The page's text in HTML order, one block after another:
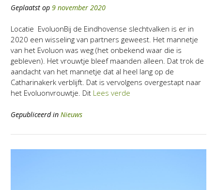
Geplaatst op 9 november 2020
Locatie EvoluonBij de Eindhovense slechtvalken is er in
2020 een wisseling van partners geweest. Het mannetje
van het Evoluon was weg (het onbekend waar die is
gebleven). Het vrouwtje bleef maanden alleen. Dat trok de
aandacht van het mannetje dat al heel lang op de
Catharinakerk verblijft. Dat is vervolgens overgestapt naar
het Evoluonvrouwtje. Dit Lees verde
Gepubliceerd in Nieuws